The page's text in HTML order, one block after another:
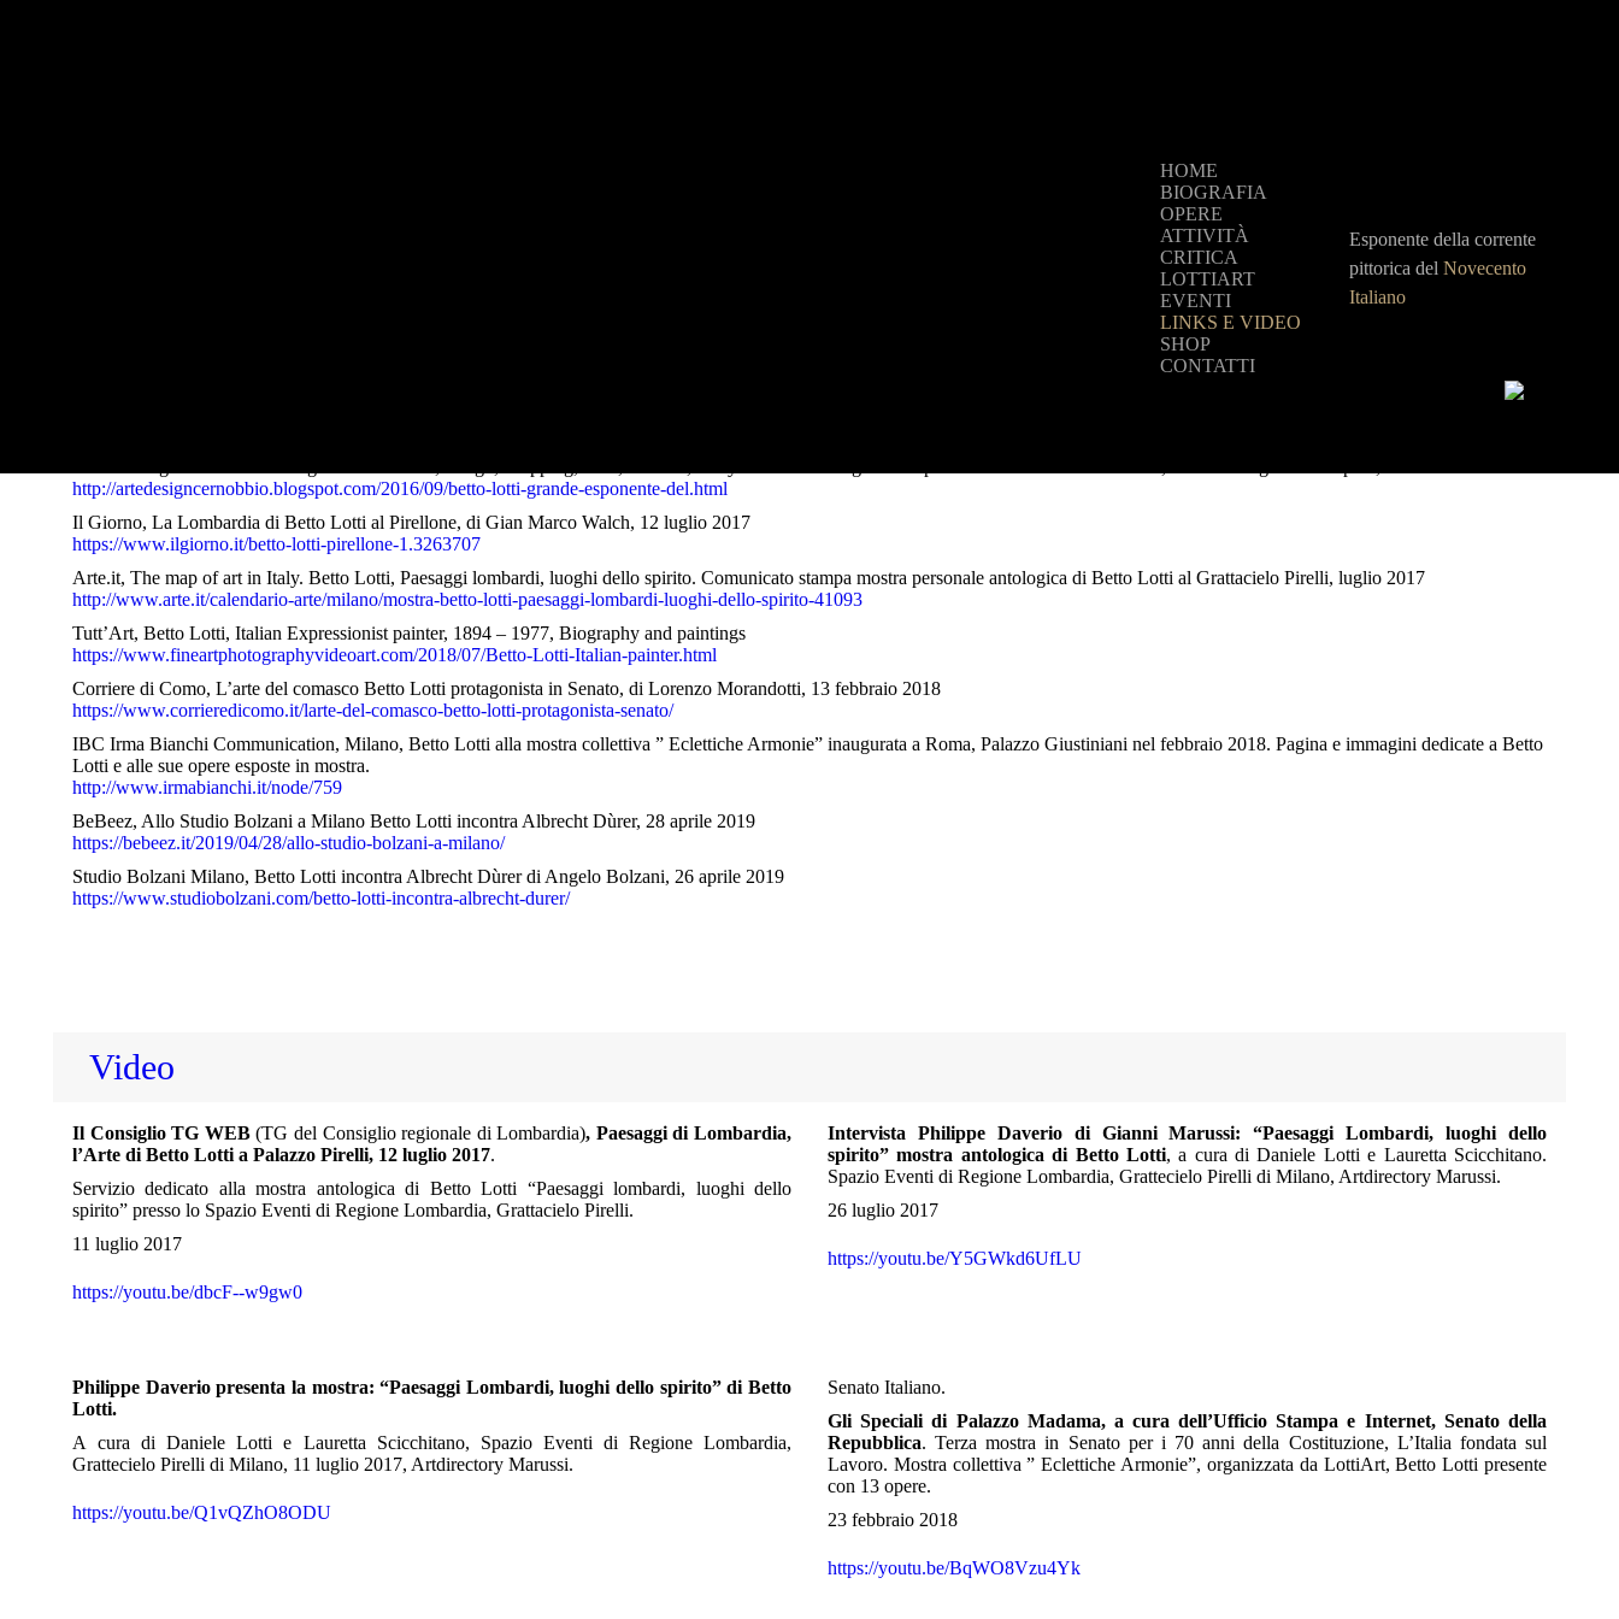
HOME
BIOGRAFIA
OPERE
ATTIVITÀ
CRITICA
LOTTIART
EVENTI
LINKS E VIDEO
SHOP
CONTATTI
Esponente della corrente
pittorica del Novecento
Italiano
http://artedesigncernobbio.blogspot.com/2016/09/betto-lotti-grande-esponente-del.html
Il Giorno, La Lombardia di Betto Lotti al Pirellone, di Gian Marco Walch, 12 luglio 2017
https://www.ilgiorno.it/betto-lotti-pirellone-1.3263707
Arte.it, The map of art in Italy. Betto Lotti, Paesaggi lombardi, luoghi dello spirito. Comunicato stampa mostra personale antologica di Betto Lotti al Grattacielo Pirelli, luglio 2017
http://www.arte.it/calendario-arte/milano/mostra-betto-lotti-paesaggi-lombardi-luoghi-dello-spirito-41093
Tutt’Art, Betto Lotti, Italian Expressionist painter, 1894 – 1977, Biography and paintings
https://www.fineartphotographyvideoart.com/2018/07/Betto-Lotti-Italian-painter.html
Corriere di Como, L’arte del comasco Betto Lotti protagonista in Senato, di Lorenzo Morandotti, 13 febbraio 2018
https://www.corrieredicomo.it/larte-del-comasco-betto-lotti-protagonista-senato/
IBC Irma Bianchi Communication, Milano, Betto Lotti alla mostra collettiva ” Eclettiche Armonie” inaugurata a Roma, Palazzo Giustiniani nel febbraio 2018. Pagina e immagini dedicate a Betto
Lotti e alle sue opere esposte in mostra.
http://www.irmabianchi.it/node/759
BeBeez, Allo Studio Bolzani a Milano Betto Lotti incontra Albrecht Dùrer, 28 aprile 2019
https://bebeez.it/2019/04/28/allo-studio-bolzani-a-milano/
Studio Bolzani Milano, Betto Lotti incontra Albrecht Dùrer di Angelo Bolzani, 26 aprile 2019
https://www.studiobolzani.com/betto-lotti-incontra-albrecht-durer/
Video
Il Consiglio TG WEB(TG del Consiglio regionale di Lombardia), Paesaggi di Lombardia,
l’Arte di Betto Lotti a Palazzo Pirelli, 12 luglio 2017.
Servizio dedicato alla mostra antologica di Betto Lotti “Paesaggi lombardi, luoghi dello
spirito” presso lo Spazio Eventi di Regione Lombardia, Grattacielo Pirelli.
11 luglio 2017
https://youtu.be/dbcF--w9gw0
Intervista Philippe Daverio di Gianni Marussi: “Paesaggi Lombardi, luoghi dello
spirito” mostra antologica di Betto Lotti, a cura di Daniele Lotti e Lauretta Scicchitano.
Spazio Eventi di Regione Lombardia, Grattecielo Pirelli di Milano, Artdirectory Marussi.
26 luglio 2017
https://youtu.be/Y5GWkd6UfLU
Philippe Daverio presenta la mostra: “Paesaggi Lombardi, luoghi dello spirito” di Betto
Lotti.
A cura di Daniele Lotti e Lauretta Scicchitano, Spazio Eventi di Regione Lombardia,
Grattecielo Pirelli di Milano, 11 luglio 2017, Artdirectory Marussi.
https://youtu.be/Q1vQZhO8ODU
Senato Italiano.
Gli Speciali di Palazzo Madama, a cura dell’Ufficio Stampa e Internet, Senato della
Repubblica. Terza mostra in Senato per i 70 anni della Costituzione, L’Italia fondata sul
Lavoro. Mostra collettiva ” Eclettiche Armonie”, organizzata da LottiArt, Betto Lotti presente
con 13 opere.
23 febbraio 2018
https://youtu.be/BqWO8Vzu4Yk